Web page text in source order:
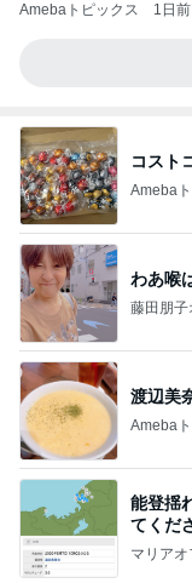
Amebaトピックス 1日前
コスト
Ameba
わあ喉
藤田朋子
渡辺美
Ameba
能登揺
てくだ
マリア